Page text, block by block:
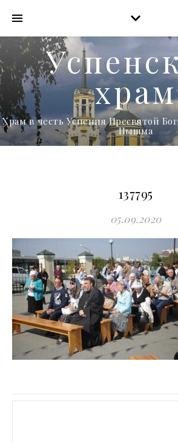
храм
Храм в честь Успения Пресвятой
Пышма
137795
05.09.2020